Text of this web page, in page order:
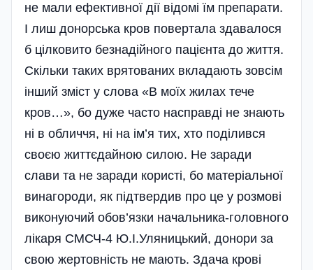
не мали ефективної дії відомі їм препарати.
І лиш донорська кров повертала здавалося
б цілковито безнадійного пацієнта до життя.
Скільки таких врятованих вкладають зовсім
інший зміст у слова «В моїх жилах тече
кров…», бо дуже часто насправді не знають
ні в обличчя, ні на ім’я тих, хто поділився
своєю життєдайною силою. Не заради
слави та не заради користі, бо матеріальної
винагороди, як підтвердив про це у розмові
виконуючий обов’язки начальника-головного
лікаря СМСЧ-4 Ю.І.Уляницький, донори за
свою жертовність не мають. Здача крові